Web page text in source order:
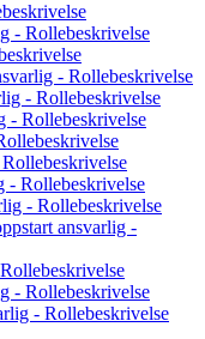
- Rollebeskrivelse
- Rollebeskrivelse
- Rollebeskrivelse
- Rollebeskrivelse
- Rollebeskrivelse
- Rollebeskrivelse
ansvarlig -
- Rollebeskrivelse
- Rollebeskrivelse